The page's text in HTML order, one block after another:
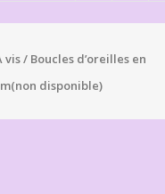
vis/ Boucles d’oreilles en
disponible)